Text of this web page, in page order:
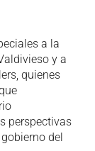
a la
y a
quienes
perspectivas
del